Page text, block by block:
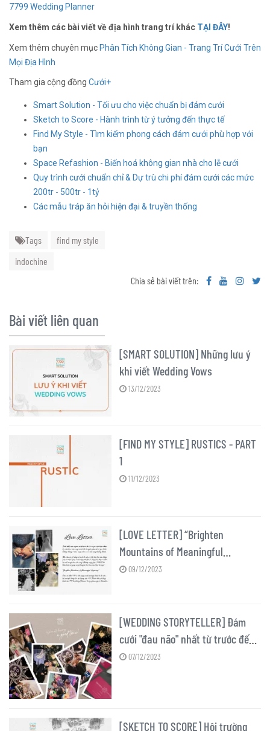
7799 Wedding Planner
Xem thêm các bài viết về địa hình trang trí khác TẠI ĐÂY!
Xem thêm chuyên mụcPhân Tích Không Gian - Trang Trí Cưới Trên
Mọi Địa Hình
Tham gia cộng đồng Cưới+
Smart Solution - Tối ưu cho việc chuẩn bị đám cưới
Sketch to Score - Hành trình từ ý tưởng đến thực tế
Find My Style - Tìm kiếm phong cách đám cưới phù hợp với
bạn
Space Refashion - Biến hoá không gian nhà cho lễ cưới
Quy trình cưới chuẩn chỉ & Dự trù chi phí đám cưới các mức
200tr - 500tr - 1tỷ
Các mẫu tráp ăn hỏi hiện đại & truyền thống
Tags
find my style
indochine
Chia sẻ bài viết trên:
Bài viết liên quan
[SMART SOLUTION] Những lưu ý
khi viết Wedding Vows
13/12/2023
[FIND MY STYLE] RUSTICS - PART
1
11/12/2023
[LOVE LETTER] “Brighten
Mountains of Meaningful
Happiness”
09/12/2023
[WEDDING STORYTELLER] Đám
cưới "đau não" nhất từ trước đến
nay!07/12/2023
[SKETCH TO SCORE] Hội trường